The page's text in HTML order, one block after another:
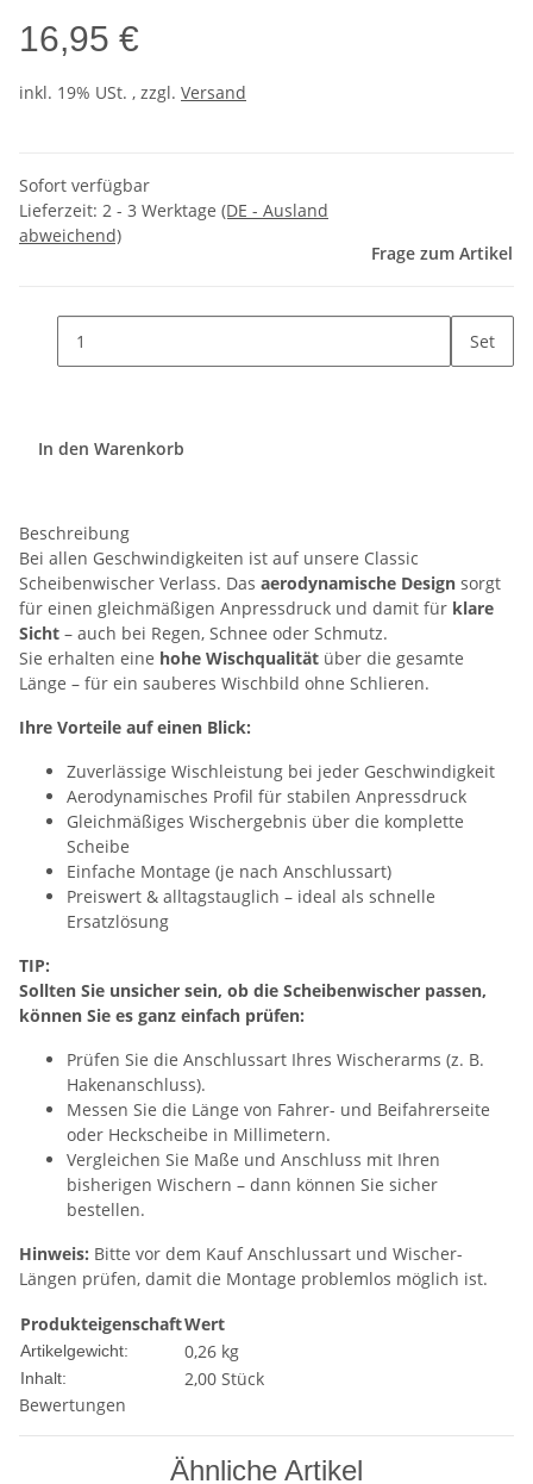
16,95 €
inkl. 19% USt. , zzgl. Versand
Sofort verfügbar
Lieferzeit: 2 - 3 Werktage (DE - Ausland
abweichend)
Frage zum Artikel
Set
In den Warenkorb
Beschreibung
Bei allen Geschwindigkeiten ist auf unsere Classic
Scheibenwischer Verlass. Das aerodynamische Design sorgt
für einen gleichmäßigen Anpressdruck und damit für klare
Sicht – auch bei Regen, Schnee oder Schmutz.
Sie erhalten eine hohe Wischqualität über die gesamte
Länge – für ein sauberes Wischbild ohne Schlieren.
Ihre Vorteile auf einen Blick:
Zuverlässige Wischleistung bei jeder Geschwindigkeit
Aerodynamisches Profil für stabilen Anpressdruck
Gleichmäßiges Wischergebnis über die komplette
Scheibe
Einfache Montage (je nach Anschlussart)
Preiswert & alltagstauglich – ideal als schnelle
Ersatzlösung
TIP:
Sollten Sie unsicher sein, ob die Scheibenwischer passen,
können Sie es ganz einfach prüfen:
Prüfen Sie die Anschlussart Ihres Wischerarms (z. B.
Hakenanschluss).
Messen Sie die Länge von Fahrer- und Beifahrerseite
oder Heckscheibe in Millimetern.
Vergleichen Sie Maße und Anschluss mit Ihren
bisherigen Wischern – dann können Sie sicher
bestellen.
Hinweis: Bitte vor dem Kauf Anschlussart und Wischer-
Längen prüfen, damit die Montage problemlos möglich ist.
ProdukteigenschaftWert
Artikelgewicht: 0,26 kg
Inhalt:
2,00 Stück
Bewertungen
Ähnliche Artikel